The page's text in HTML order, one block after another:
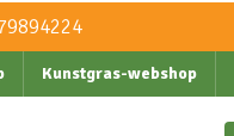
Kunstgras-webshop